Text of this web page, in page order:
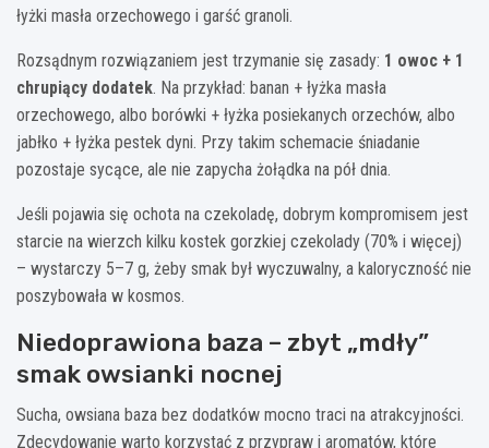
łyżki masła orzechowego i garść granoli.
Rozsądnym rozwiązaniem jest trzymanie się zasady: 1 owoc + 1
chrupiący dodatek. Na przykład: banan + łyżka masła
orzechowego, albo borówki + łyżka posiekanych orzechów, albo
jabłko + łyżka pestek dyni. Przy takim schemacie śniadanie
pozostaje sycące, ale nie zapycha żołądka na pół dnia.
Jeśli pojawia się ochota na czekoladę, dobrym kompromisem jest
starcie na wierzch kilku kostek gorzkiej czekolady (70% i więcej)
– wystarczy 5–7 g, żeby smak był wyczuwalny, a kaloryczność nie
poszybowała w kosmos.
Niedoprawiona baza – zbyt „mdły”
smak owsianki nocnej
Sucha, owsiana baza bez dodatków mocno traci na atrakcyjności.
Zdecydowanie warto korzystać z przypraw i aromatów, które